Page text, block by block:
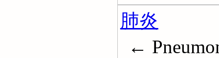
肺炎
←